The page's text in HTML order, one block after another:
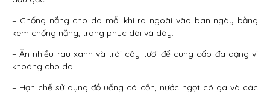
– Chống nắng cho da mỗi khi ra ngoài vào ban ngày bằng
kem chống nắng, trang phục dài và dày.
– Ăn nhiều rau xanh và trái cây tươi để cung cấp đa dạng vi
khoáng cho da.
– Hạn chế sử dụng đồ uống có cồn, nước ngọt có ga và các